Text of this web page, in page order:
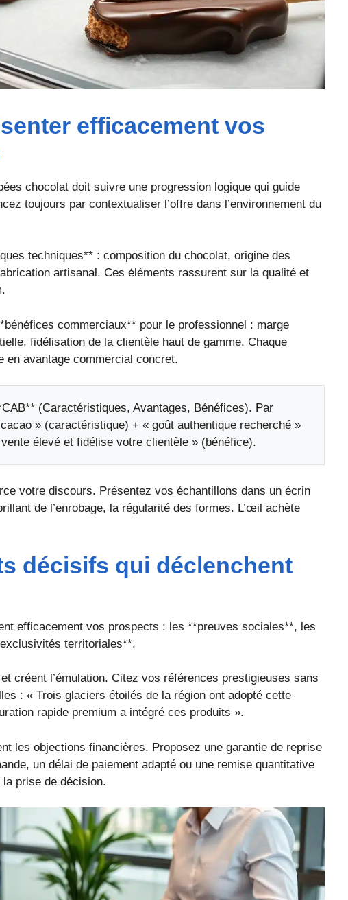
efficacement vos
chocolat doit suivre une progression logique qui guide
toujours par contextualiser l’offre dans l’environnement du
techniques** : composition du chocolat, origine des
artisanal. Ces éléments rassurent sur la qualité et
commerciaux** pour le professionnel : marge
fidélisation de la clientèle haut de gamme. Chaque
en avantage commercial concret.
(Caractéristiques, Avantages, Bénéfices). Par
» (caractéristique) + « goût authentique recherché »
élevé et fidélise votre clientèle » (bénéfice).
votre discours. Présentez vos échantillons dans un écrin
de l’enrobage, la régularité des formes. L’œil achète
décisifs qui déclenchent
efficacement vos prospects : les **preuves sociales**, les
territoriales**.
créent l’émulation. Citez vos références prestigieuses sans
: « Trois glaciers étoilés de la région ont adopté cette
rapide premium a intégré ces produits ».
les objections financières. Proposez une garantie de reprise
un délai de paiement adapté ou une remise quantitative
prise de décision.